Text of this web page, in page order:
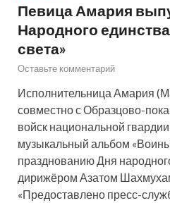
Певица Амария
Народного
света»
Оставьте комментарий
Исполнительница Амария
совместно с Образцово-
войск национальной
музыкальный альбом
празднованию Дня
дирижёром Азатом
«Предоставлено пресс-